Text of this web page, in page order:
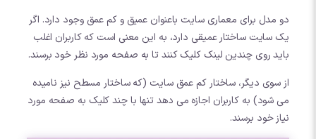
دو مدل برای معماری سایت باعنوان عمیق و کم عمق وجود دارد. اگر
یک سایت ساختار عمیقی دارد، به این معنی است که کاربران اغلب
باید روی چندین لینک کلیک کنند تا به صفحه مورد نظر خود برسند.
از سوی دیگر، ساختار کم عمق سایت (که ساختار مسطح نیز نامیده
می شود) به کاربران اجازه می دهد تنها با چند کلیک به صفحه مورد
نیاز خود برسند.